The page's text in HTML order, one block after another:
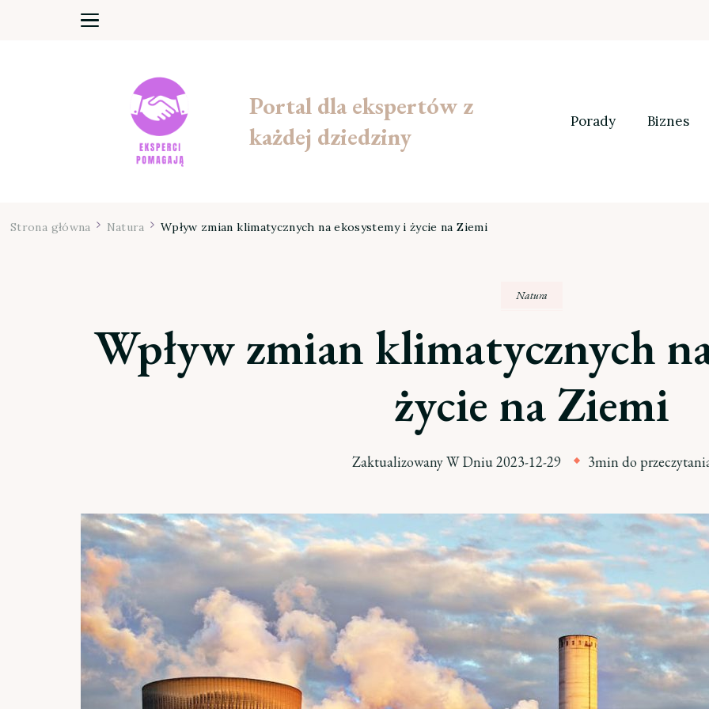
Portal dla ekspertów z
każdej dziedziny
Porady Biznes
Strona główna Natura Wpływ zmian klimatycznych na ekosystemy i życie na Ziemi
Natura
Wpływ zmian klimatycznych
życie na Ziemi
Zaktualizowany W Dniu2023-12-29 3min do